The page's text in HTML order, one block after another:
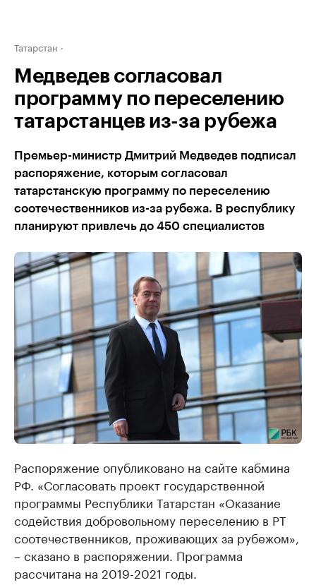
Татарстан
Медведев согласовал
программу по переселению
татарстанцев из-за рубежа
Премьер-министр Дмитрий Медведев подписал
распоряжение, которым согласовал
татарстанскую программу по переселению
соотечественников из-за рубежа. В республику
планируют привлечь до 450 специалистов
Распоряжение опубликовано на сайте кабмина
РФ. «Согласовать проект государственной
программы Республики Татарстан «Оказание
содействия добровольному переселению в РТ
соотечественников, проживающих за рубежом»,
– сказано в распоряжении. Программа
рассчитана на 2019-2021 годы.